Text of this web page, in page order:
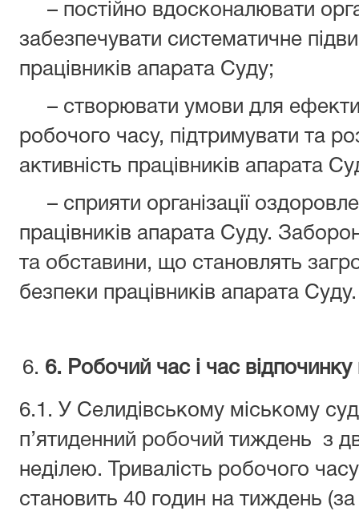
– постійно вдосконалювати
забезпечувати систематичне
працівників апарата Суду;
– створювати умови для
робочого часу, підтримувати та
активність працівників апарата
– сприяти організації
працівників апарата Суду.
та обставини, що становлять
безпеки працівників апарата Суду.
6. Робочий час і час відпочинку
6.1. У Селидівському міському
п’ятиденний робочий тиждень з
неділею. Тривалість робочого
становить 40 годин на тиждень